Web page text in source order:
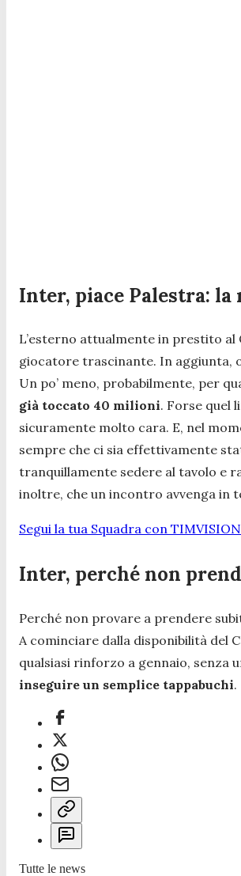
Inter, piace Palestra:
L’esterno attualmente in prestito
giocatore trascinante. In aggiunta,
Un po’ meno, probabilmente, per
già toccato 40 milioni. Forse quel
sicuramente molto cara. E, nel
sempre che ci sia effettivamente
tranquillamente sedere al tavolo e
inoltre, che un incontro avvenga in
Segui la tua Squadra con
Inter, perché non
Perché non provare a prendere
A cominciare dalla disponibilità del
qualsiasi rinforzo a gennaio, senza
inseguire un semplice tappabuchi.
Tutte le news